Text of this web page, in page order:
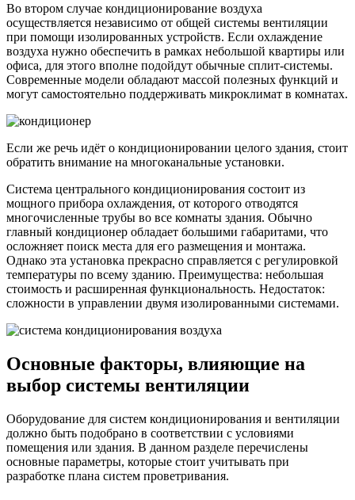
Во втором случае кондиционирование воздуха
осуществляется независимо от общей системы вентиляции
при помощи изолированных устройств. Если охлаждение
воздуха нужно обеспечить в рамках небольшой квартиры или
офиса, для этого вполне подойдут обычные сплит-системы.
Современные модели обладают массой полезных функций и
могут самостоятельно поддерживать микроклимат в комнатах.
Если же речь идёт о кондиционировании целого здания, стоит
обратить внимание на многоканальные установки.
Система центрального кондиционирования состоит из
мощного прибора охлаждения, от которого отводятся
многочисленные трубы во все комнаты здания. Обычно
главный кондиционер обладает большими габаритами, что
осложняет поиск места для его размещения и монтажа.
Однако эта установка прекрасно справляется с регулировкой
температуры по всему зданию. Преимущества: небольшая
стоимость и расширенная функциональность. Недостаток:
сложности в управлении двумя изолированными системами.
Основные факторы, влияющие на
выбор системы вентиляции
Оборудование для систем кондиционирования и вентиляции
должно быть подобрано в соответствии с условиями
помещения или здания. В данном разделе перечислены
основные параметры, которые стоит учитывать при
разработке плана систем проветривания.